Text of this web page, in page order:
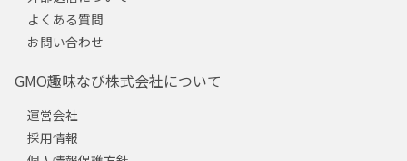
よくある質問
お問い合わせ
GMO趣味なび株式会社について
運営会社
採用情報